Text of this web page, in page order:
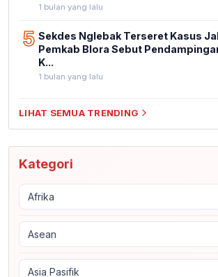
1 bulan yang lalu
5 Sekdes Nglebak Terseret Kasus
Pemkab Blora Sebut
K...
1 bulan yang lalu
LIHAT SEMUA TRENDING
Kategori
Afrika
Asean
Asia Pasifik